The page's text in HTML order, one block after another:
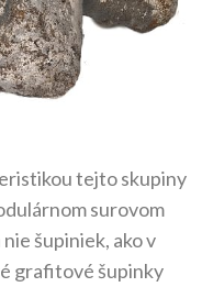
tejto skupiny
surovom
šupiniek, ako v
grafitové šupinky